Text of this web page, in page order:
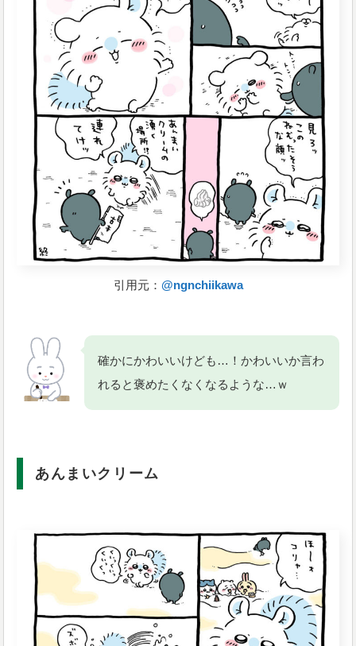
引用元： @ngnchiikawa
確かにかわいいけども…！かわいいか言わ
れると褒めたくなくなるような…ｗ
あんまいクリーム